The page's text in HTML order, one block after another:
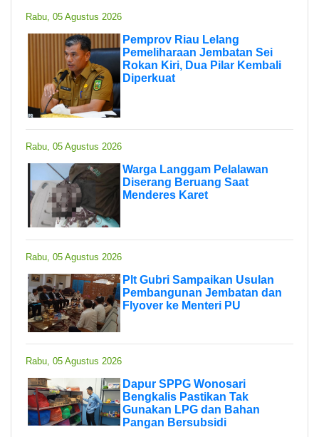
Rabu, 05 Agustus 2026
Pemprov Riau Lelang
Pemeliharaan Jembatan Sei
Rokan Kiri, Dua Pilar Kembali
Diperkuat
Rabu, 05 Agustus 2026
Warga Langgam Pelalawan
Diserang Beruang Saat
Menderes Karet
Rabu, 05 Agustus 2026
Plt Gubri Sampaikan Usulan
Pembangunan Jembatan dan
Flyover ke Menteri PU
Rabu, 05 Agustus 2026
Dapur SPPG Wonosari
Bengkalis Pastikan Tak
Gunakan LPG dan Bahan
Pangan Bersubsidi